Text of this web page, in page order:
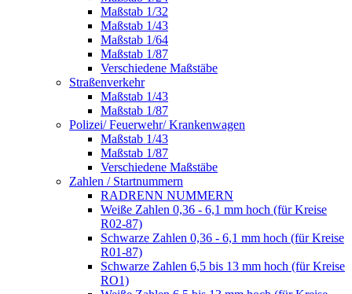
Maßstab 1/32
Maßstab 1/43
Maßstab 1/64
Maßstab 1/87
Verschiedene Maßstäbe
Straßenverkehr
Maßstab 1/43
Maßstab 1/87
Polizei/ Feuerwehr/ Krankenwagen
Maßstab 1/43
Maßstab 1/87
Verschiedene Maßstäbe
Zahlen / Startnummern
RADRENN NUMMERN
Weiße Zahlen 0,36 - 6,1 mm hoch (für Kreise
R02-87)
Schwarze Zahlen 0,36 - 6,1 mm hoch (für Kreise
R01-87)
Schwarze Zahlen 6,5 bis 13 mm hoch (für Kreise
RO1)